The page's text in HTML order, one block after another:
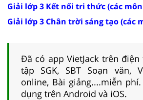
Giải lớp 3 Kết nối tri thức (các
Giải lớp 3 Chân trời sáng tạo (các
Đã có app VietJack trên
tập SGK, SBT Soạn văn,
online, Bài giảng....miễn
dụng trên Android và iOS.